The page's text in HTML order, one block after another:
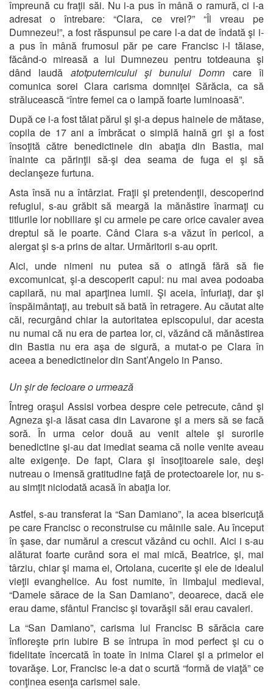
împreună cu fraţii săi. Nu i-a pus în mână o ramură, ci i-a
adresat o întrebare: “Clara, ce vrei?” “Îl vreau pe
Dumnezeu!”, a fost răspunsul pe care l-a dat de îndată şi i-
a pus în mână frumosul păr pe care Francisc i-l tăiase,
făcând-o mireasă a lui Dumnezeu pentru totdeauna şi
dând laudă atotputernicului şi bunului Domn care îi
comunica sorei Clara carisma domniţei Sărăcia, ca să
strălucească “între femei ca o lampă foarte luminoasă”.
După ce i-a fost tăiat părul şi şi-a depus hainele de mătase,
copila de 17 ani a îmbrăcat o simplă haină gri şi a fost
însoţită către benedictinele din abaţia din Bastia, mai
înainte ca părinţii să-şi dea seama de fuga ei şi să
declanşeze furtuna.
Asta însă nu a întârziat. Fraţii şi pretendenţii, descoperind
refugiul, s-au grăbit să meargă la mănăstire înarmaţi cu
titlurile lor nobiliare şi cu armele pe care orice cavaler avea
dreptul să le poarte. Când Clara s-a văzut în pericol, a
alergat şi s-a prins de altar. Urmăritorii s-au oprit.
Aici, unde nimeni nu putea să o atingă fără să fie
excomunicat, şi-a descoperit capul: nu mai avea podoaba
capilară, nu mai aparţinea lumii. Şi aceia, înfuriaţi, dar şi
înspăimântaţi, au trebuit să bată în retragere. Au căutat alte
căi, recurgând chiar la autoritatea episcopului, dar acesta
nu numai că nu era de partea lor, ci, văzând că mănăstirea
din Bastia nu era aşa de sigură, a mutat-o pe Clara în
aceea a benedictinelor din Sant’Angelo in Panso.
Un şir de fecioare o urmează
Întreg oraşul Assisi vorbea despre cele petrecute, când şi
Agneza şi-a lăsat casa din Lavarone şi a mers să se facă
soră. În urma celor două au venit altele şi surorile
benedictine şi-au dat imediat seama că noile venite aveau
alte exigenţe. De fapt, Clara şi însoţitoarele sale, deşi
nutreau o imensă gratitudine faţă de protectoarele lor, nu s-
au simţit niciodată acasă în abaţia lor.
Astfel, s-au transferat la “San Damiano”, la acea bisericuţă
pe care Francisc o reconstruise cu mâinile sale. Au început
în şase, dar numărul a crescut văzând cu ochii. Aici i s-au
alăturat foarte curând sora ei mai mică, Beatrice, şi, mai
târziu, chiar şi mama ei, Ortolana, cucerite şi ele de idealul
vieţii evanghelice. Au fost numite, în limbajul medieval,
“Damele sărace de la San Damiano”, deoarece, dacă ele
erau dame, sfântul Francisc şi tovarăşii săi erau cavaleri.
La “San Damiano”, carisma lui Francisc B sărăcia care
înfloreşte prin iubire B se întrupa în mod perfect şi cu o
fidelitate încercată în toate în inima Clarei şi a primelor ei
tovarăşe. Lor, Francisc le-a dat o scurtă “formă de viaţă” ce
conţinea esenţa carismei sale.